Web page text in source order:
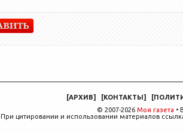
[АРХИВ] [КОНТАКТЫ] [
© 2007-2026 Моя газета •
При цитировании и использовании материалов